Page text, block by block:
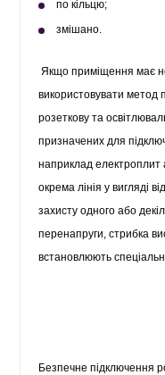
по кільцю;
змішано.
Якщо приміщення має
використовувати метод
розеткову та
призначених для
наприклад
окрема лінія у вигляді
захисту одного або
перенапруги, стрибка
встановлюють
Безпечне підключення